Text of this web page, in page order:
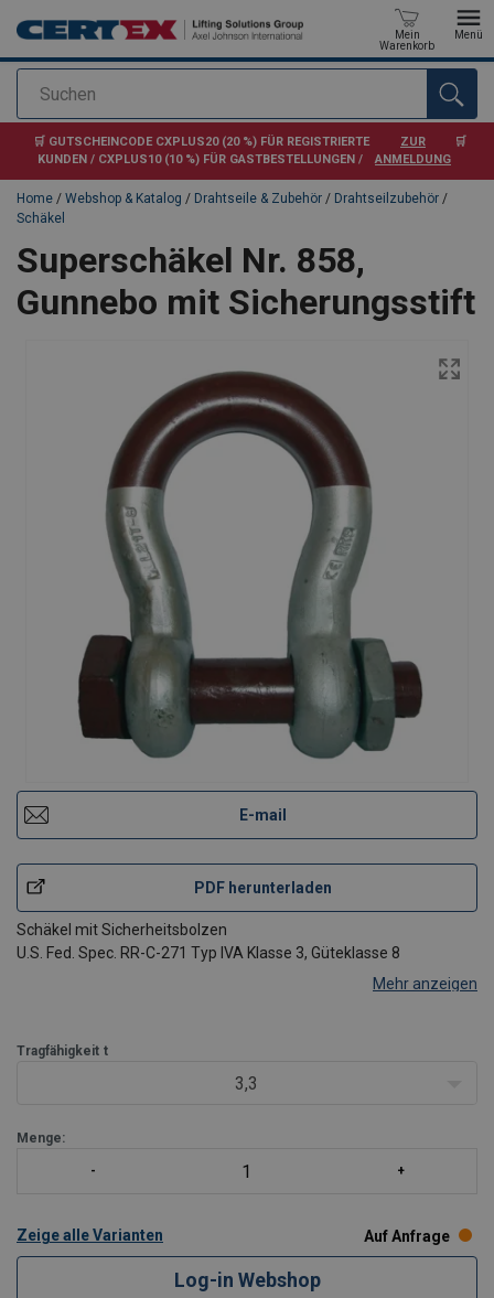
Suchen
Mein
Warenkorb
Menü
Anfragen
🛒 GUTSCHEINCODE CXPLUS20 (20 %) FÜR REGISTRIERTE
KUNDEN / CXPLUS10 (10 %) FÜR GASTBESTELLUNGEN /
ZUR
ANMELDUNG
🛒
Home / Webshop & Katalog / Drahtseile & Zubehör / Drahtseilzubehör /
Schäkel
Superschäkel Nr. 858,
Gunnebo mit Sicherungsstift
E-mail
PDF herunterladen
Schäkel mit Sicherheitsbolzen
U.S. Fed. Spec. RR-C-271 Typ IVA Klasse 3, Güteklasse 8
Mehr anzeigen
Tragfähigkeit t
3,3
Menge:
Zeige alle Varianten Auf Anfrage
Log-in Webshop